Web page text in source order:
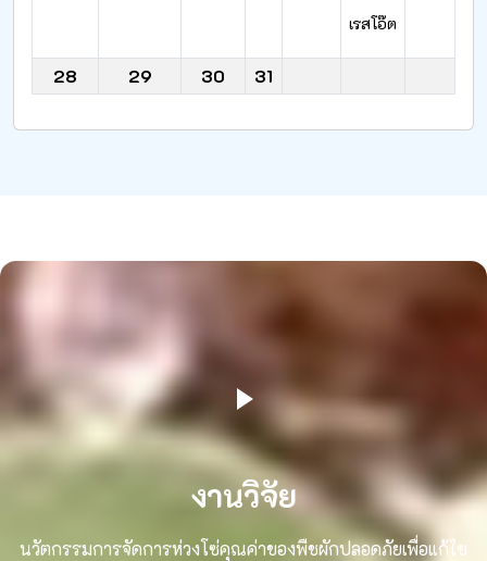
เรสโอ๊ต
28 29 30 31
งานวิจัย
นวัตกรรมการจัดการห่วงโซ่คุณค่าของพืชผักปลอดภัยเพื่อแก้ไข